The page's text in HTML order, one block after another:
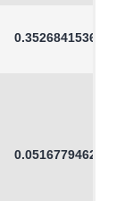
0.3526841536
0.0516779462